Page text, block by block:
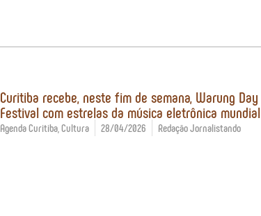
Curitiba recebe, neste fim de semana, Warung Day
Festival com estrelas da música eletrônica mundial
Agenda Curitiba, Cultura 28/04/2026 Redação Jornalistando